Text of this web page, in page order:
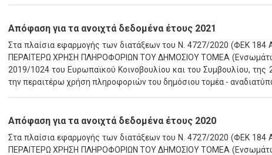
Απόφαση για τα ανοιχτά δεδομένα έτους 2021
Στα πλαίσια εφαρμογής των διατάξεων του Ν. 4727/2020 (ΦΕΚ 184
ΠΕΡΑΙΤΕΡΩ ΧΡΗΣΗ ΠΛΗΡΟΦΟΡΙΩΝ ΤΟΥ ΔΗΜΟΣΙΟΥ ΤΟΜΕΑ
2019/1024 του Ευρωπαϊκού Κοινοβουλίου και του Συμβουλίου, της
την περαιτέρω χρήση πληροφοριών του δημόσιου τομέα -
Απόφαση για τα ανοιχτά δεδομένα έτους 2020
Στα πλαίσια εφαρμογής των διατάξεων του Ν. 4727/2020 (ΦΕΚ 184
ΠΕΡΑΙΤΕΡΩ ΧΡΗΣΗ ΠΛΗΡΟΦΟΡΙΩΝ ΤΟΥ ΔΗΜΟΣΙΟΥ ΤΟΜΕΑ